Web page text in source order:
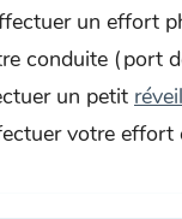
un effort
conduite (port
un petit
votre effort